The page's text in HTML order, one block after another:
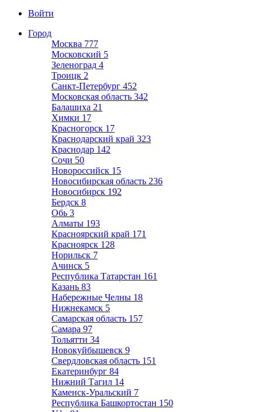
Войти
Город
Москва 777
Московский 5
Зеленоград 4
Троицк 2
Санкт-Петербург 452
Московская область 342
Балашиха 21
Химки 17
Красногорск 17
Краснодарский край 323
Краснодар 142
Сочи 50
Новороссийск 15
Новосибирская область 236
Новосибирск 192
Бердск 8
Обь 3
Алматы 193
Красноярский край 171
Красноярск 128
Норильск 7
Ачинск 5
Республика Татарстан 161
Казань 83
Набережные Челны 18
Нижнекамск 5
Самарская область 157
Самара 97
Тольятти 34
Новокуйбышевск 9
Свердловская область 151
Екатеринбург 84
Нижний Тагил 14
Каменск-Уральский 7
Республика Башкортостан 150